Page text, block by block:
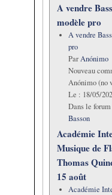
A vendre
modèle pro
A vendre
pro
ParAnónimo
Nouveau
Anónimo (no
Le : 18/05/
Dans le
Basson
Académie
Musique de
Thomas
15 août
Académie